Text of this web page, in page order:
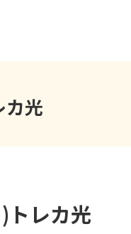
カ光
トレカ光